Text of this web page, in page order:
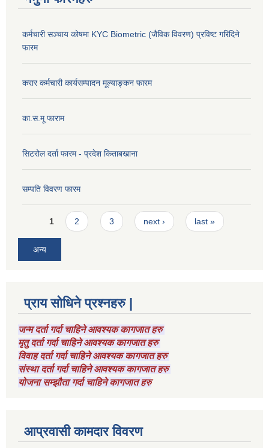
कर्मचारी सञ्चाय कोषमा KYC Biometric (जैविक विवरण) प्रविष्ट गरिदिने
फारम
करार कर्मचारी कार्यसम्पादन मूल्याङ्कन फारम
का.स.मू फाराम
सिटरोल दर्ता फारम - प्रदेश किताबखाना
सम्पति विवरण फारम
Pages
1 2 3 next › last »
अन्य
प्राय सोधिने प्रश्नहरु |
जन्म दर्ता गर्दा चाहिने आवश्यक कागजात हरु
मृतु दर्ता गर्दा चाहिने आवश्यक कागजात हरु
विवाह दर्ता गर्दा चाहिने आवश्यक कागजात हरु
संस्था दर्ता गर्दा चाहिने आवश्यक कागजात हरु
योजना सम्झौता गर्दा चाहिने कागजात हरु
आप्रवासी कामदार विवरण